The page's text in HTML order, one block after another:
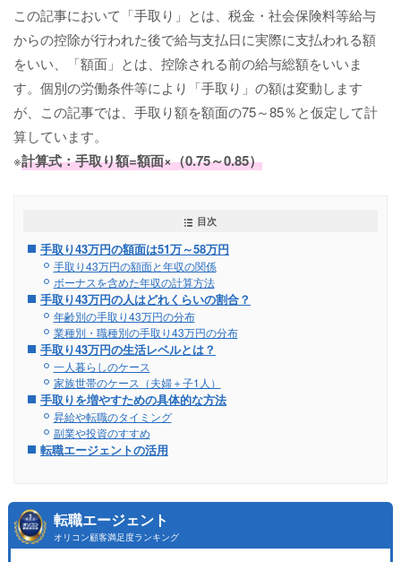
この記事において「手取り」とは、税金・社会保険料等給与
からの控除が行われた後で給与支払日に実際に支払われる額
をいい、「額面」とは、控除される前の給与総額をいいま
す。個別の労働条件等により「手取り」の額は変動します
が、この記事では、手取り額を額面の75～85％と仮定して計
算しています。
※計算式：手取り額=額面×（0.75～0.85）
目次
手取り43万円の額面は51万～58万円
手取り43万円の額面と年収の関係
ボーナスを含めた年収の計算方法
手取り43万円の人はどれくらいの割合？
年齢別の手取り43万円の分布
業種別・職種別の手取り43万円の分布
手取り43万円の生活レベルとは？
一人暮らしのケース
家族世帯のケース（夫婦＋子1人）
手取りを増やすための具体的な方法
昇給や転職のタイミング
副業や投資のすすめ
転職エージェントの活用
転職エージェント
オリコン顧客満足度ランキング